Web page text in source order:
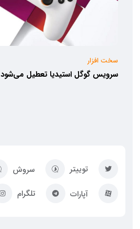
سخت افزار
سرویس گوگل استیدیا تعطیل می‌شود
توییتر سروش
آپارات
تلگرام